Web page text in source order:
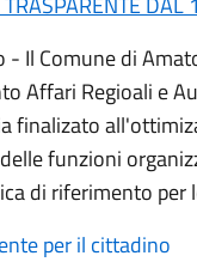
- Il Comune di
Affari Regioali e
finalizato
funzioni
di riferimento per
per il cittadino